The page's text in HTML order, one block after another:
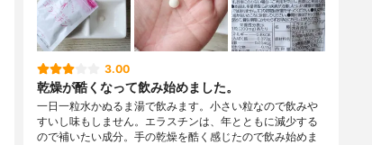
3.00
乾燥が酷くなって飲み始めました。
一日一粒水かぬるま湯で飲みます。小さい粒なので飲みや
すいし味もしません。エラスチンは、年とともに減少する
ので補いたい成分。手の乾燥を酷く感じたので飲み始めま